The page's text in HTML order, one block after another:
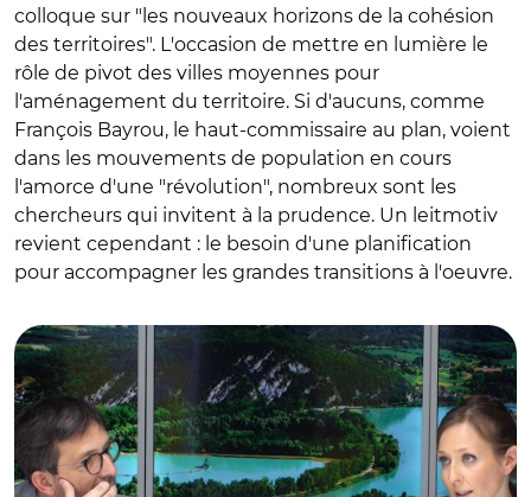
colloque sur "les nouveaux horizons de la cohésion
des territoires". L'occasion de mettre en lumière le
rôle de pivot des villes moyennes pour
l'aménagement du territoire. Si d'aucuns, comme
François Bayrou, le haut-commissaire au plan, voient
dans les mouvements de population en cours
l'amorce d'une "révolution", nombreux sont les
chercheurs qui invitent à la prudence. Un leitmotiv
revient cependant : le besoin d'une planification
pour accompagner les grandes transitions à l'oeuvre.